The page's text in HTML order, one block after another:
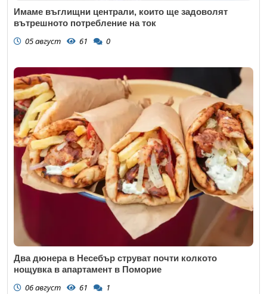
Имаме въглищни централи, които ще задоволят
вътрешното потребление на ток
05 август 61 0
Два дюнера в Несебър струват почти колкото
нощувка в апартамент в Поморие
06 август 61 1